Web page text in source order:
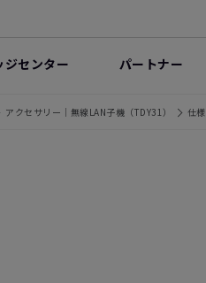
ジセンター パートナー
アクセサリー｜無線LAN子機（TDY31） 仕様